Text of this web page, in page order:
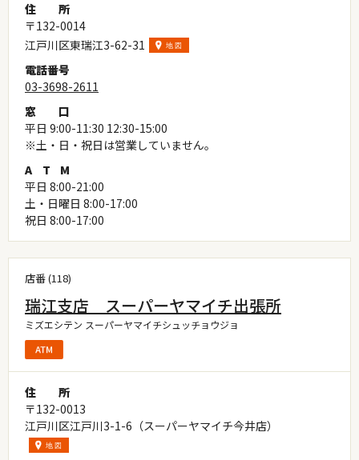
住
所
〒132-0014
江戸川区東瑞江3-62-31
電話番号
03-3698-2611
窓
口
平日 9:00-11:30 12:30-15:00
※土・日・祝日は営業していません。
A
T
M
平日 8:00-21:00
土・日曜日 8:00-17:00
祝日 8:00-17:00
店番 (118)
瑞江支店 スーパーヤマイチ出張所
ミズエシテン スーパーヤマイチシュッチョウジョ
住
所
〒132-0013
江戸川区江戸川3-1-6（スーパーヤマイチ今井店）